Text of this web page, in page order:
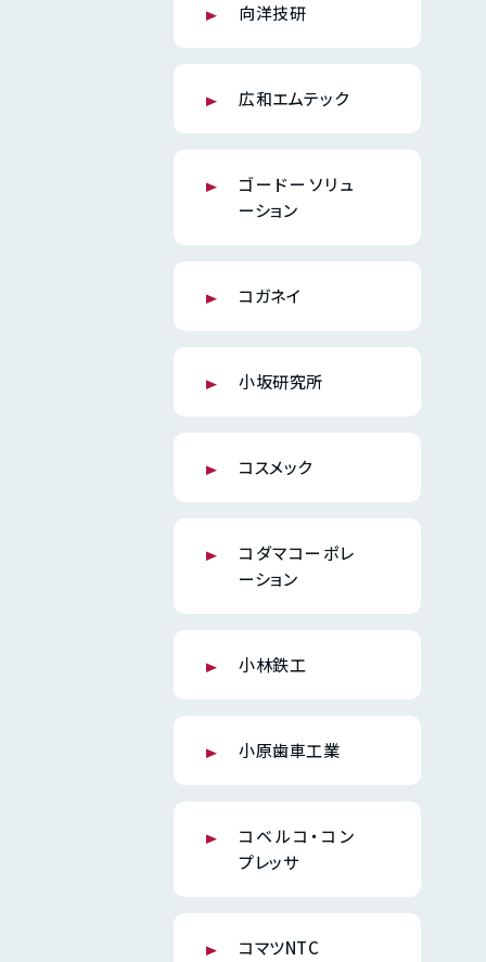
向洋技研
広和エムテック
ゴードーソリュ
ーション
コガネイ
小坂研究所
コスメック
コダマコーポレ
ーション
小林鉄工
小原歯車工業
コベルコ・コン
プレッサ
コマツNTC